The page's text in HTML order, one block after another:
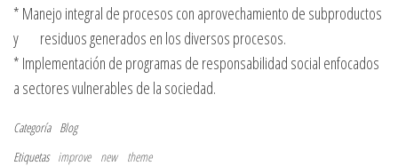
* Manejo integral de procesos con aprovechamiento de subproductos
y residuos generados en los diversos procesos.
* Implementación de programas de responsabilidad social enfocados
a sectores vulnerables de la sociedad.
Categoría Blog
Etiquetas improve new theme